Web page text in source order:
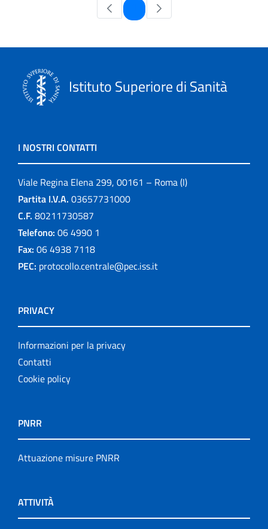
Pagina
Istituto Superiore di Sanità
I NOSTRI CONTATTI
Viale Regina Elena 299, 00161 – Roma (I)
Partita I.V.A. 03657731000
C.F. 80211730587
Telefono: 06 4990 1
Fax: 06 4938 7118
PEC: protocollo.centrale@pec.iss.it
PRIVACY
Informazioni per la privacy
Contatti
Cookie policy
PNRR
Attuazione misure PNRR
ATTIVITÀ